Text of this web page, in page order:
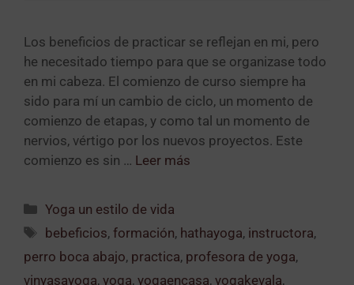
Los beneficios de practicar se reflejan en mi, pero
he necesitado tiempo para que se organizase todo
en mi cabeza. El comienzo de curso siempre ha
sido para mí un cambio de ciclo, un momento de
comienzo de etapas, y como tal un momento de
nervios, vértigo por los nuevos proyectos. Este
comienzo es sin … Leer más
Yoga un estilo de vida
bebeficios,formación, hathayoga, instructora,
perro boca abajo, practica, profesora de yoga,
vinyasayoga, yoga, yogaencasa, yogakevala,